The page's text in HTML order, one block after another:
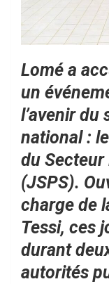
Lomé a
un
l’avenir du
national :
du Secteur
(JSPS).
charge de
Tessi, ces
durant
autorités